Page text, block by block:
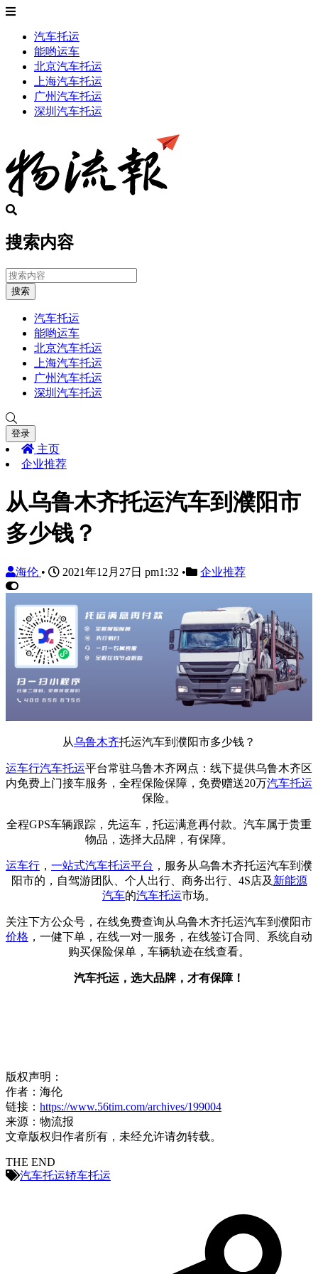
汽车托运
能哟运车
北京汽车托运
上海汽车托运
广州汽车托运
深圳汽车托运
搜索内容
搜索
汽车托运
能哟运车
北京汽车托运
上海汽车托运
广州汽车托运
深圳汽车托运
登录
主页
企业推荐
从乌鲁木齐托运汽车到濮阳市
多少钱？
海伦 • 2021年12月27日 pm1:32 • 企业推荐
从乌鲁木齐托运汽车到濮阳市多少钱？
运车行汽车托运平台常驻乌鲁木齐网点：线下提供乌鲁木齐区
内免费上门接车服务，全程保险保障，免费赠送20万汽车托运
保险。
全程GPS车辆跟踪，先运车，托运满意再付款。汽车属于贵重
物品，选择大品牌，有保障。
运车行 ， 一站式汽车托运平台 ，服务从乌鲁木齐托运汽车到濮
阳市的，自驾游团队、个人出行、商务出行、4S店及 新能源
汽车的汽车托运市场。
关注下方公众号，在线免费查询从乌鲁木齐托运汽车到濮阳市
价格 ，一健下单，在线一对一服务，在线签订合同、系统自动
购买保险保单，车辆轨迹在线查看。
汽车托运，选大品牌，才有保障！
版权声明：
作者：海伦
链接： https://www.56tim.com/archives/199004
来源：物流报
文章版权归作者所有，未经允许请勿转载。
THE END
汽车托运轿车托运